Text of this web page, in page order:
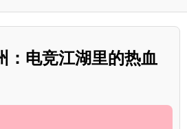
：电竞江湖里的热血